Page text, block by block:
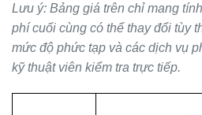
Lưu ý: Bảng giá trên chỉ mang
phí cuối cùng có thể thay đổi tùy
mức độ phức tạp và các dịch vụ
kỹ thuật viên kiểm tra trực tiếp.